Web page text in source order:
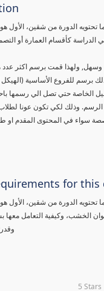
الدورة من شقين، الأول
ولهذا قمت برسم اكثر عدد
للفروع الأساسية (الهيكل
الخاصة حتي تصل الي رسمها
وذلك لكي تكون عونا
for this
الدورة من شقين، الأول
الخشب، وكيفية التعامل معها
5 Stars